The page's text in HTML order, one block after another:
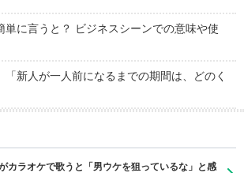
単に言うと？ ビジネスシーンでの意味や使
「新人が一人前になるまでの期間は、どのく
カラオケで歌うと「男ウケを狙っているな」と感